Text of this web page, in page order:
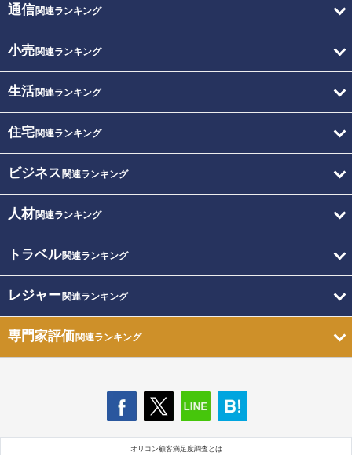
通信関連ランキング
小売関連ランキング
生活関連ランキング
住宅関連ランキング
ビジネス 関連ランキング
人材関連ランキング
トラベル関連ランキング
レジャー関連ランキング
専門家評価関連ランキング
オリコン顧客満足度調査とは